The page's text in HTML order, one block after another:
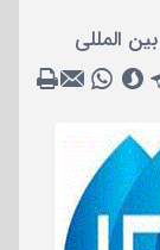
المللی